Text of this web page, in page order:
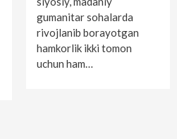
gumanitar sohalarda
rivojlanib borayotgan
hamkorlik ikki tomon
uchun ham…